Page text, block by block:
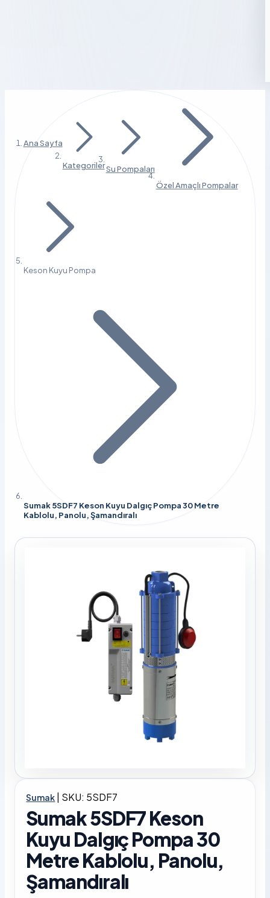
Ana Sayfa
KategorilerSu Pompaları
Özel Amaçlı Pompalar
Keson Kuyu Pompa
Sumak 5SDF7 Keson Kuyu Dalgıç Pompa 30 Metre
Kablolu, Panolu, Şamandıralı
Sumak | SKU: 5SDF7
Sumak 5SDF7 Keson
Kuyu Dalgıç Pompa 30
Metre Kablolu, Panolu,
Şamandıralı